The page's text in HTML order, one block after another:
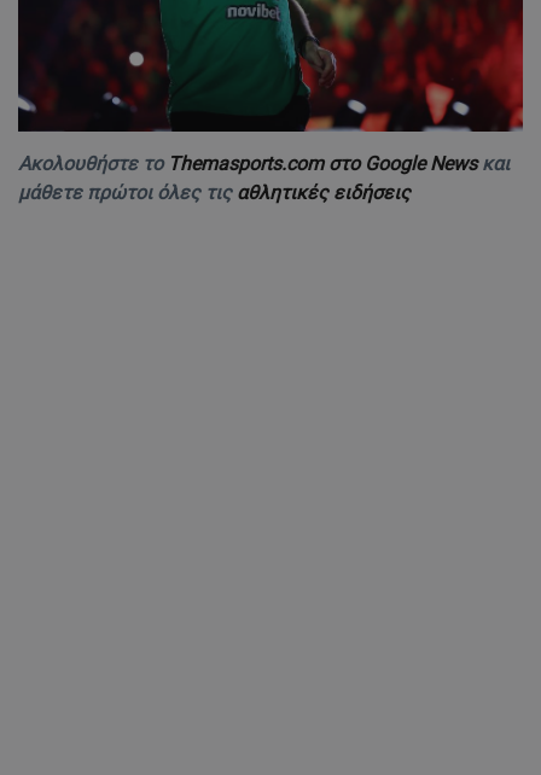
Ακολουθήστε το Themasports.com στο Google Newsκαι
μάθετε πρώτοι όλες τις αθλητικές ειδήσεις